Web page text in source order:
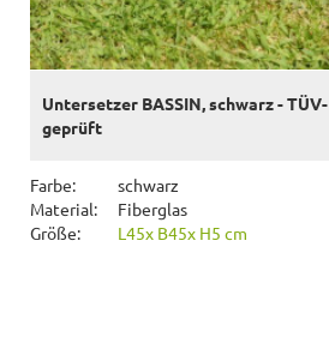
Untersetzer BASSIN, schwarz - TÜV-
geprüft
Farbe:
schwarz
Material:
Fiberglas
Größe:
L45x B45x H5 cm